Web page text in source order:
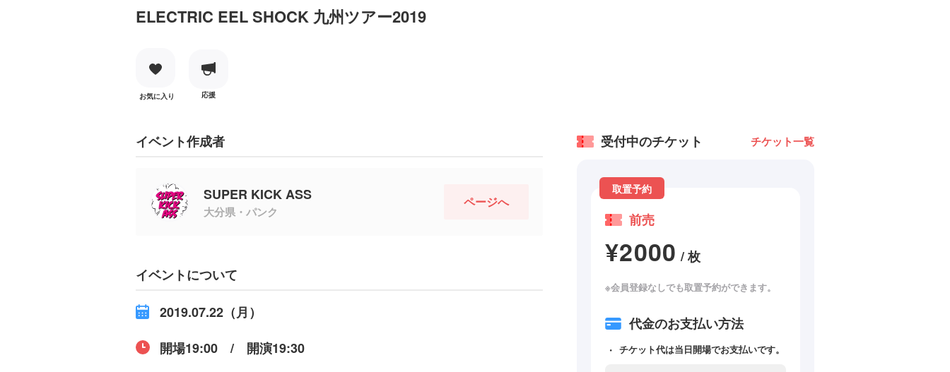
ELECTRIC EEL SHOCK 九州ツアー2019
お気に入り 応援
イベント作成者
SUPER KICK ASS
大分県・パンク
ページへ
イベントについて
2019.07.22（月）
開場19:00 / 開演19:30
受付中のチケット チケット一覧
取置予約
前売
¥2000 / 枚
※会員登録なしでも取置予約ができます。
代金のお支払い方法
チケット代は当日開場でお支払いです。